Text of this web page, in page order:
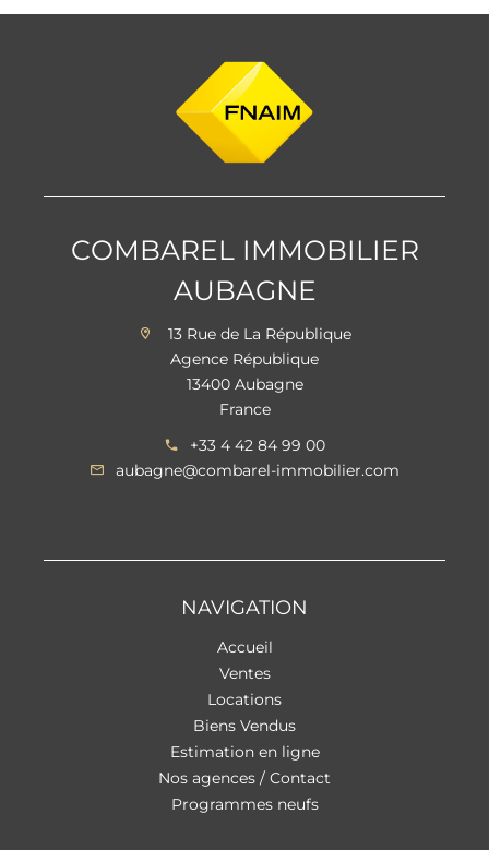
COMBAREL IMMOBILIER
AUBAGNE
13 Rue de La République
Agence République
13400 Aubagne
France
+33 4 42 84 99 00
aubagne@combarel-immobilier.com
NAVIGATION
Accueil
Ventes
Locations
Biens Vendus
Estimation en ligne
Nos agences / Contact
Programmes neufs